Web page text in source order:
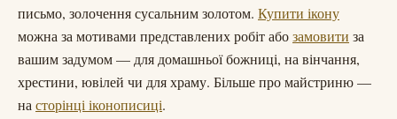
письмо, золочення сусальним золотом. Купити ікону
можна за мотивами представлених робіт абозамовити за
вашим задумом — для домашньої божниці, на вінчання,
хрестини, ювілей чи для храму. Більше про майстриню —
на сторінці іконописиці.